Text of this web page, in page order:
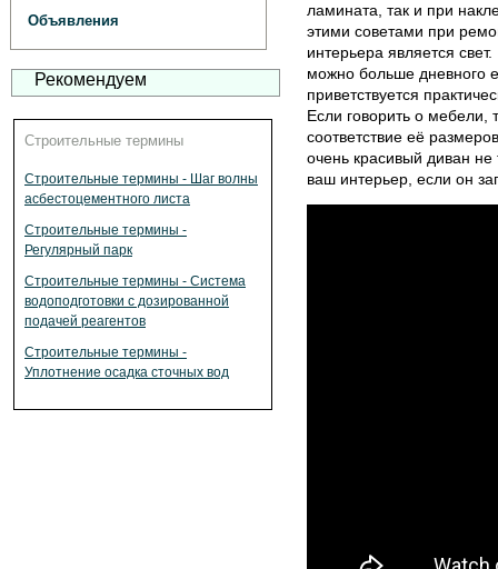
Объявления
Рекомендуем
Строительные термины
Строительные термины - Шаг волны
асбестоцементного листа
Строительные термины -
Регулярный парк
Строительные термины - Система
водоподготовки с дозированной
подачей реагентов
Строительные термины -
Уплотнение осадка сточных вод
ламината, так и при
этими советами при
интерьера является
можно больше дневного
приветствуется
Если говорить о мебели,
соответствие её
очень красивый диван не
ваш интерьер, если он